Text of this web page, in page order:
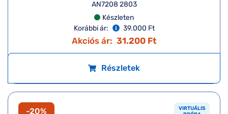
AN7208 2803
Készleten
Korábbi ár:
39.000 Ft
Akciós ár: 31.200 Ft
Részletek
-20%
VIRTUÁLIS